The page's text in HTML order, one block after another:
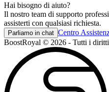
Hai bisogno di aiuto?
Il nostro team di supporto
assisterti con qualsiasi richiesta.
Parliamo in chat Centro
BoostRoyal © 2026 - Tutti i